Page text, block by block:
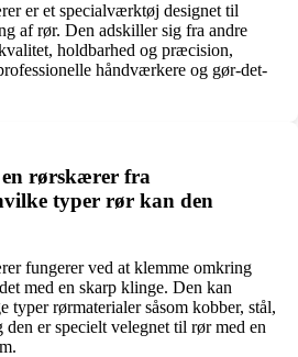
er et specialværktøj designet til
af rør. Den adskiller sig fra andre
holdbarhed og præcision,
håndværkere og gør-det-
rørskærer fra
typer rør kan den
fungerer ved at klemme omkring
med en skarp klinge. Den kan
typer rørmaterialer såsom kobber, stål,
er specielt velegnet til rør med en